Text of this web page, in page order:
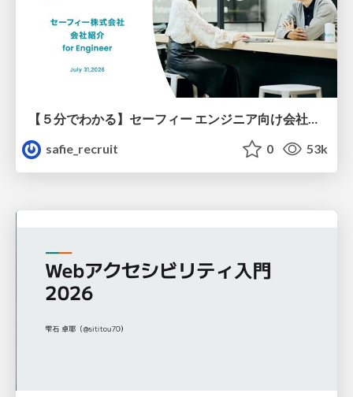
【５分でわかる】セーフィー エンジニア向け会社紹介
safie_recruit
0 53k